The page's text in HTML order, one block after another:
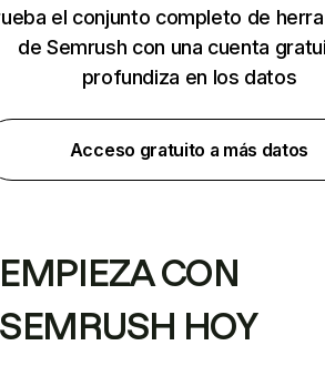
el conjunto completo de
de Semrush con una cuenta
profundiza en los datos
Acceso gratuito a más datos
EMPIEZA CON
SEMRUSH HOY